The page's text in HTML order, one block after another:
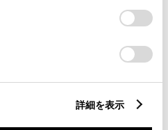
りするにあたっては、当社の
り扱いについて
」をご覧くだ
詳細を表示